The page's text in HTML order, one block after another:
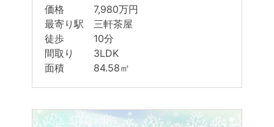
価格 7,980万円
最寄り駅 三軒茶屋
徒歩 10分
間取り 3LDK
面積 84.58㎡